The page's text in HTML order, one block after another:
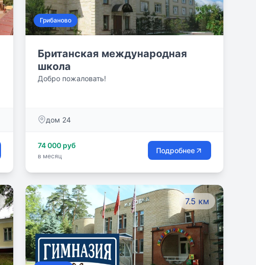
Грибаново
Британская международная
школа
Добро пожаловать!
дом 24
74 000 руб
в месяц
Подробнее
7.5 км